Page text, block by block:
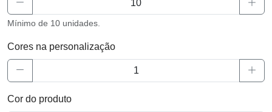
Mínimo de 10 unidades.
Cores na personalização
Cor do produto